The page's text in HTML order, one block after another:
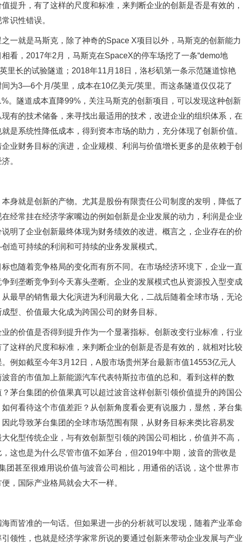
提升，有了这样的尺度和标准，来判断企业的创新是否是有效的，
识性错误。
一就是马斯克，除了神奇的Space X项目以外，马斯克的创新能力
看，2017年2月，马斯克在SpaceX的停车场挖了一条“demo地
里长的试验隧道；2018年11月18日，洛杉矶第一条示范隧道惊艳
为3—6个月/英里，成本在10亿美元/英里。而这条隧道仅仅花了
。隧道成本直降99%，关注马斯克的创新项目，可以发现这种创新
有的技术储备，来寻找出最适用的技术，改进企业的组织体系，在
是系统性降低成本，得到资本市场的助力，充分体现了创新价值。
业财务目标的演进，企业规模、利润与价值增长更多的是依赖于创
。
身就是创新的产物。尤其是股份有限责任公司制度的发明，降低了
经常挂在经济学家嘴边的例如创新是企业发展的动力，利润是企业
明了企业创新最终体现为财务绩效的改进。概言之，企业存在的价
可持续的利润和可持续的业务发展模式。
也随着竞争格局的变化而有所不同。在市场经济环境下，企业一直
到垄断竞争到今天寡头垄断。企业的发展模式也从资源投入型变成
最早的销售最大化演进为利润最大化，二战后随着全球市场，无论
型、价值最大化成为跨国公司的财务目标。
的价值是否得到提升作为一个显著指标。创新改变行业标准，行业
这样的尺度和标准，来判断企业的创新是否是有效的，就相对比较
例如截至今年3月12日，A股市场贵州茅台最新市值14553亿元人
音的市值加上新能源汽车代表特斯拉市值的总和。看到这样的数
茅台集团的价值果真可以超过波音这样创新引领价值提升的跨国公
何看待这个市值差距？从创新角度看会更有说服力，显然，茅台集
此导致茅台集团的全球市场范围有限，从财务目标来类比容易发
化型传统企业，与有效创新型引领的跨国公司相比，价值并不高，
这也是为什么尽管市值不如茅台，但2019年中期，波音的营收是
团甚至很难用说价值与波音公司相比，用通俗的话说，这个世界市
，国际产业格局就会大不一样。
而皆准的一句话。但如果进一步的分析就可以发现，随着产业革命
领性，也就是经济学家常所说的要通过创新来带动企业发展与产业